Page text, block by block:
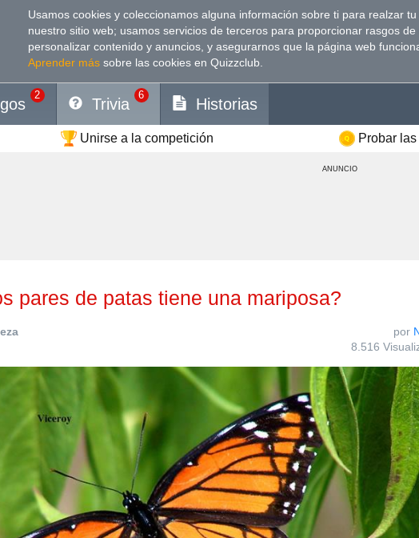
Usamos cookies y coleccionamos alguna información sobre ti para realzar
nuestro sitio web; usamos servicios de terceros para proporcionar rasgos de
personalizar contenido y anuncios, y asegurarnos que la página web
Aprender más sobre las cookies en Quizzclub.
2
Trivia
6
Historias
Unirse a la competición Probar
ANUNCIO
pares de patas tiene una mariposa?
por
8.516